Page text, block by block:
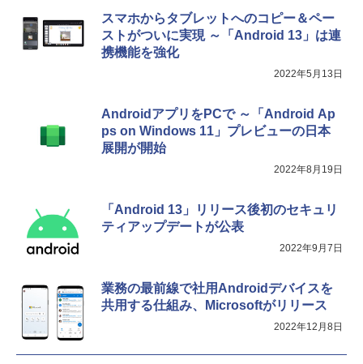
11インチカラーディスプレイ、64GBスト
レージ、ノート機能搭載、明るさ自動調
整、色調調節ライト、プレミアムペン付
き、グラファイト
スマホからタブレットへのコピー＆ペー
ストがついに実現 ～「Android 13」は連
携機能を強化
2022年5月13日
AndroidアプリをPCで ～「Android Ap
ps on Windows 11」プレビューの日本
展開が開始
2022年8月19日
「Android 13」リリース後初のセキュリ
ティアップデートが公表
2022年9月7日
業務の最前線で社用Androidデバイスを
共用する仕組み、Microsoftがリリース
2022年12月8日